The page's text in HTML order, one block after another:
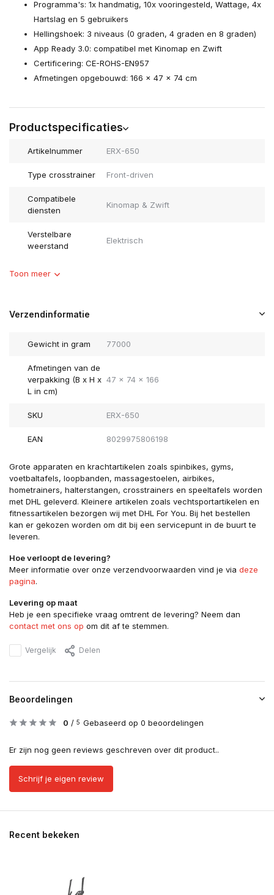
Programma's: 1x handmatig, 10x vooringesteld, Wattage, 4x
Hartslag en 5 gebruikers
Hellingshoek: 3 niveaus (0 graden, 4 graden en 8 graden)
App Ready 3.0: compatibel met Kinomap en Zwift
Certificering: CE-ROHS-EN957
Afmetingen opgebouwd: 166 x 47 x 74 cm
Productspecificaties
Artikelnummer ERX-650
Type crosstrainer Front-driven
Compatibele
diensten
Kinomap & Zwift
Verstelbare
weerstand
Elektrisch
Toon meer
Verzendinformatie
Gewicht in gram 77000
Afmetingen van de
verpakking (B x H x
L in cm)
47 x 74 x 166
SKU ERX-650
EAN 8029975806198
Grote apparaten en krachtartikelen zoals spinbikes, gyms,
voetbaltafels, loopbanden, massagestoelen, airbikes,
hometrainers, halterstangen, crosstrainers en speeltafels worden
met DHL geleverd. Kleinere artikelen zoals vechtsportartikelen en
fitnessartikelen bezorgen wij met DHL For You. Bij het bestellen
kan er gekozen worden om dit bij een servicepunt in de buurt te
leveren.
Hoe verloopt de levering?
Meer informatie over onze verzendvoorwaarden vind je via deze
pagina.
Levering op maat
Heb je een specifieke vraag omtrent de levering? Neem dan
contact met ons op om dit af te stemmen.
Vergelijk Delen
Beoordelingen
0 / 5 Gebaseerd op 0 beoordelingen
Er zijn nog geen reviews geschreven over dit product..
Schrijf je eigen review
Recent bekeken